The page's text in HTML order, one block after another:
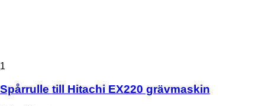
1
Spårrulle till Hitachi EX220 grävmaskin